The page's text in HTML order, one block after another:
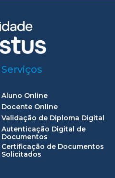
Serviços
Aluno Online
Docente Online
Validação de Diploma Digital
Autenticação Digital de
Documentos
Certificação de Documentos
Solicitados